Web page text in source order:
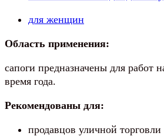
для женщин
Область применения:
сапоги предназначены для работ
время года.
Рекомендованы для:
продавцов уличной торговли